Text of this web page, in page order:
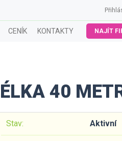
CENÍK KONTAKTY NAJÍT
40
Stav: Aktivní